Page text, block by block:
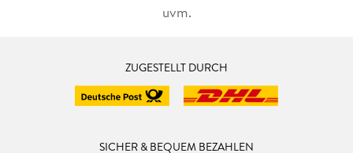
uvm.
ZUGESTELLT DURCH
SICHER & BEQUEM BEZAHLEN